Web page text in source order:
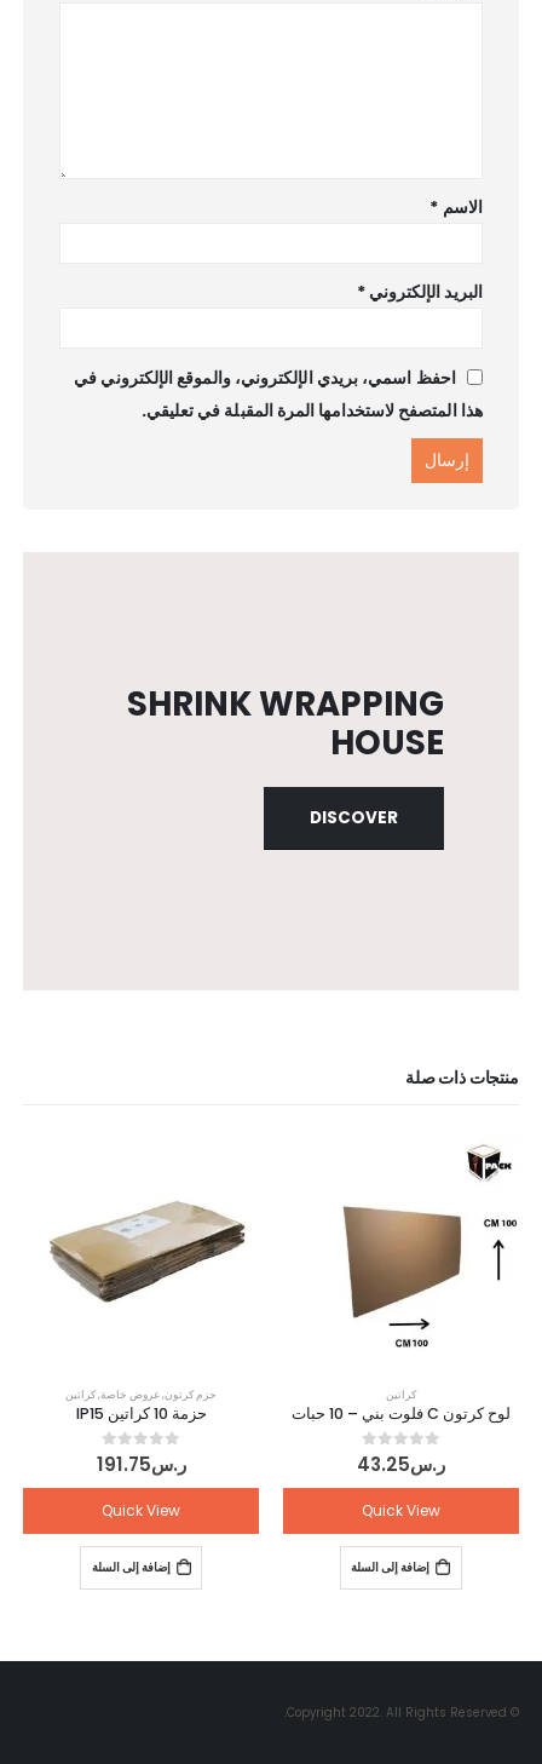
الاسم *
البريد الإلكتروني*
احفظ اسمي، بريدي الإلكتروني، والموقع الإلكتروني في
هذا المتصفح لاستخدامها المرة المقبلة في تعليقي.
SHRINK WRAPPING
HOUSE
DISCOVER
منتجات ذات صلة
كراتين
لوح كرتون C فلوت بني – 10 حبات
ر.س43.25
Quick View
إضافة إلى السلة
حزم كرتون,عروض خاصة,كراتين
حزمة 10 كراتين IP15
ر.س191.75
Quick View
إضافة إلى السلة
© Copyright 2022. All Rights Reserved.